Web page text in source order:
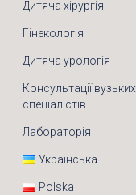
Дитяча хірургія
Гінекологія
Дитяча урологія
Консультації вузьких
спеціалістів
Лабораторія
Українська
Polska